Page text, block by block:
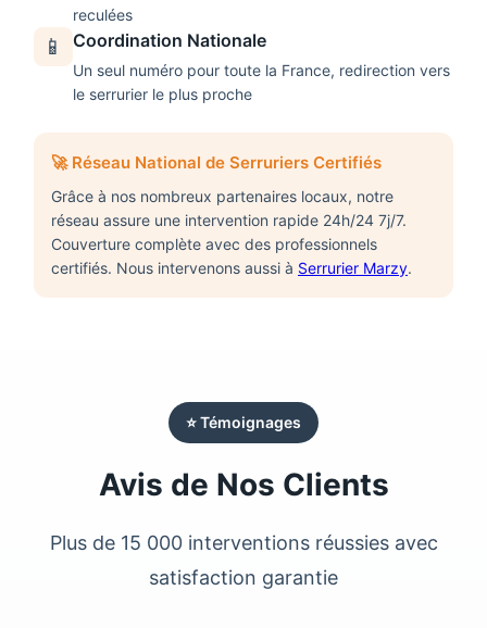
reculées
📱 Coordination Nationale
Un seul numéro pour toute la France, redirection vers
le serrurier le plus proche
🚀 Réseau National de Serruriers Certifiés
Grâce à nos nombreux partenaires locaux, notre
réseau assure une intervention rapide 24h/24 7j/7.
Couverture complète avec des professionnels
certifiés. Nous intervenons aussi à Serrurier Marzy.
⭐ Témoignages
Avis de Nos Clients
Plus de 15 000 interventions réussies avec
satisfaction garantie